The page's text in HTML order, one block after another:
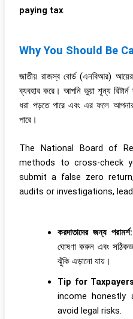
paying tax.
Why You Should Be
জাতীয় রাজস্ব বোর্ড (এনবিআর)
ব্যবহার করে। আপনি ভুয়া শূন্য
ধরা পড়তে পারে এবং এর ফলে
পারে।
The National Board of
methods to cross-check
submit a false zero
audits or investigations,
করদাতাদের জন্য পরামর্শ:
ঘোষণা করুন এবং
ঝুঁকি এড়ানো যায়।
Tip for
income honestly
avoid legal risks.